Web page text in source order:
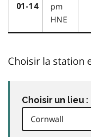
01-14
pm
HNE
Choisir la station
Choisir un lieu :